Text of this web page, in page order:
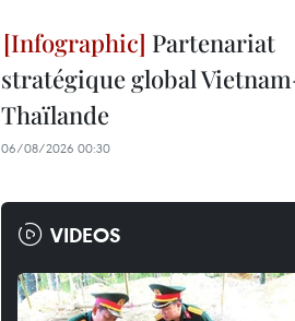
Partenariat
stratégique global
Thaïlande
06/08/2026 00:30
VIDEOS